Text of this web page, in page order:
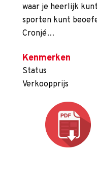
waar je heerlijk
sporten kunt
Cronjé…
Kenmerken
Status
Verkoopprijs